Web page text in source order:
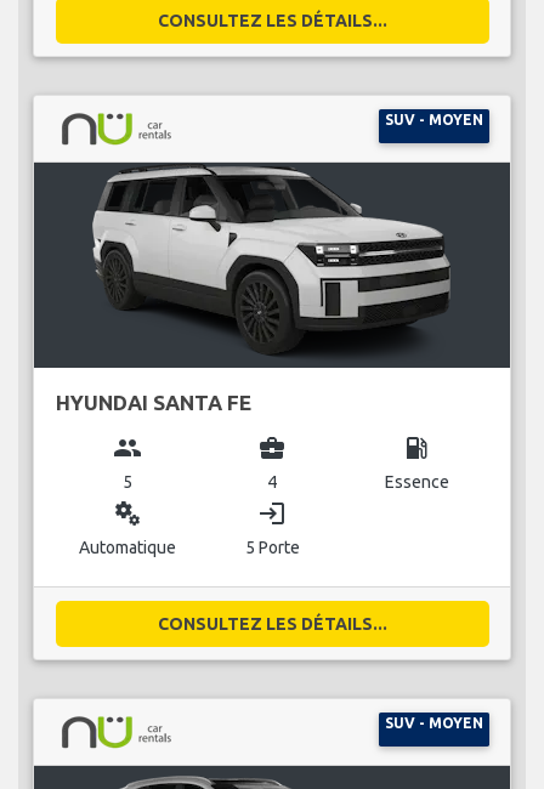
CONSULTEZ LES DÉTAILS...
SUV - MOYEN
HYUNDAI SANTA FE
group
5
business_center
4
local_gas_station
Essence
miscellaneous_services
Automatique
login
5 Porte
CONSULTEZ LES DÉTAILS...
SUV - MOYEN